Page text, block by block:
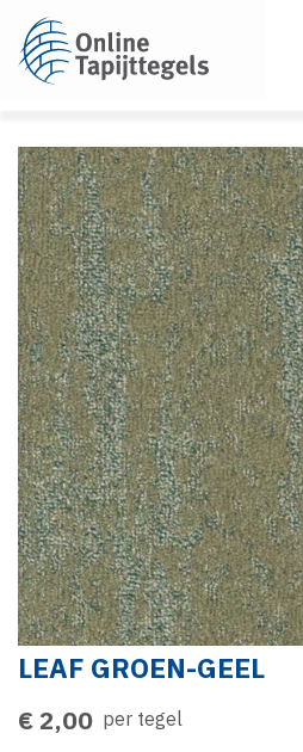
LEAF GROEN-GEEL
€ 2,00 per tegel